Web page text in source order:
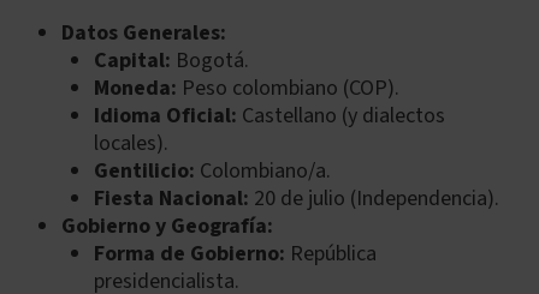
Datos Generales:
Capital: Bogotá.
Moneda: Peso colombiano (COP).
Idioma Oficial: Castellano (y dialectos
locales).
Gentilicio: Colombiano/a.
Fiesta Nacional: 20 de julio (Independencia).
Gobierno y Geografía:
Forma de Gobierno: República
presidencialista.